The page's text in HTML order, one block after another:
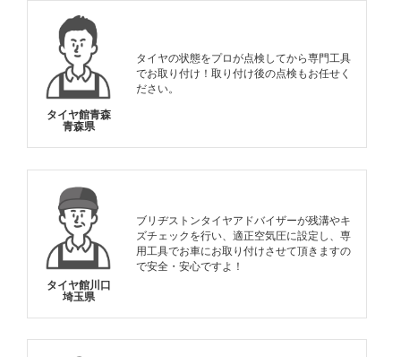
タイヤ館青森
青森県
タイヤの状態をプロが点検してから専門工具
でお取り付け！取り付け後の点検もお任せく
ださい。
タイヤ館川口
埼玉県
ブリヂストンタイヤアドバイザーが残溝やキ
ズチェックを行い、適正空気圧に設定し、専
用工具でお車にお取り付けさせて頂きますの
で安全・安心ですよ！